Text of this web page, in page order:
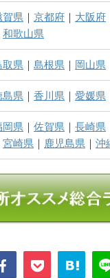
賀県 ｜ 京都府 ｜ 大阪府
和歌山県
取県 ｜ 島根県 ｜ 岡山県
島県 ｜ 香川県 ｜ 愛媛県
岡県 ｜ 佐賀県 ｜ 長崎県
宮崎県 ｜ 鹿児島県 ｜ 沖